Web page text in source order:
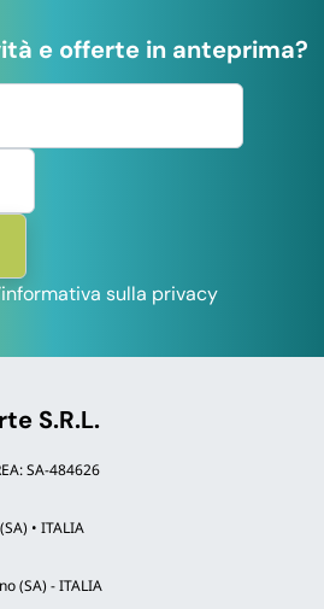
e offerte in anteprima?
sulla privacy
S.R.L.
SA-484626
• ITALIA
(SA) - ITALIA